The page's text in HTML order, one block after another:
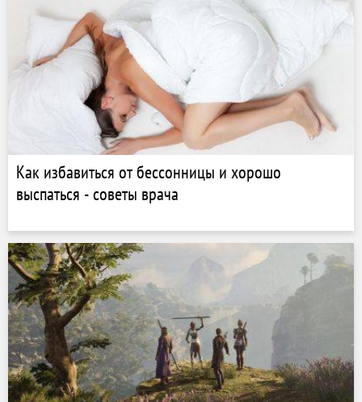
Как избавиться от бессонницы и хорошо
выспаться - советы врача